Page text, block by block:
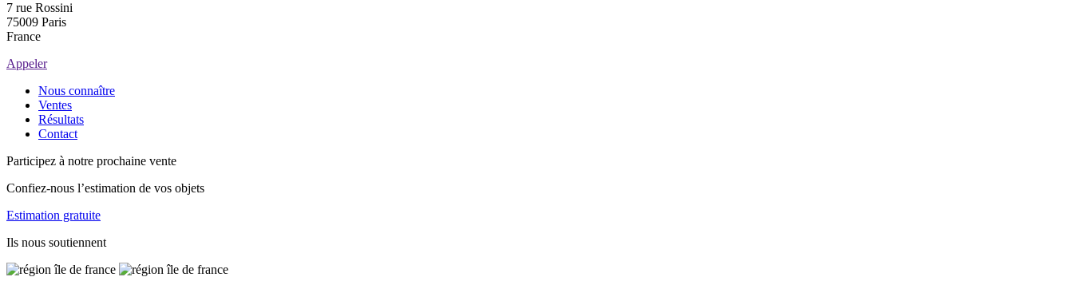
7 rue Rossini
75009 Paris
France
Appeler
Nous connaître
Ventes
Résultats
Contact
Participez à notre prochaine vente
Confiez-nous l’estimation de vos objets
Estimation gratuite
Ils nous soutiennent